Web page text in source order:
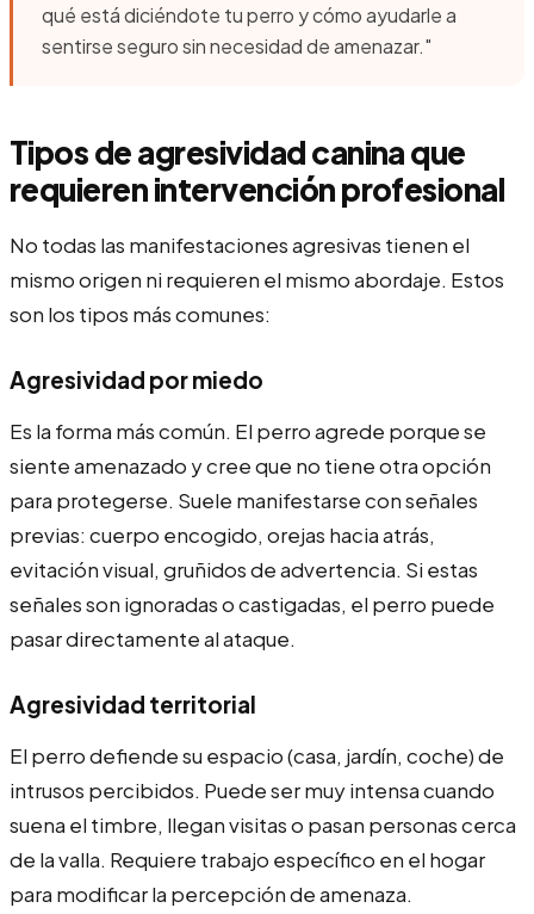
qué está diciéndote tu perro y cómo ayudarle a
sentirse seguro sin necesidad de amenazar."
Tipos de agresividad canina que
requieren intervención profesional
No todas las manifestaciones agresivas tienen el
mismo origen ni requieren el mismo abordaje. Estos
son los tipos más comunes:
Agresividad por miedo
Es la forma más común. El perro agrede porque se
siente amenazado y cree que no tiene otra opción
para protegerse. Suele manifestarse con señales
previas: cuerpo encogido, orejas hacia atrás,
evitación visual, gruñidos de advertencia. Si estas
señales son ignoradas o castigadas, el perro puede
pasar directamente al ataque.
Agresividad territorial
El perro defiende su espacio (casa, jardín, coche) de
intrusos percibidos. Puede ser muy intensa cuando
suena el timbre, llegan visitas o pasan personas cerca
de la valla. Requiere trabajo específico en el hogar
para modificar la percepción de amenaza.